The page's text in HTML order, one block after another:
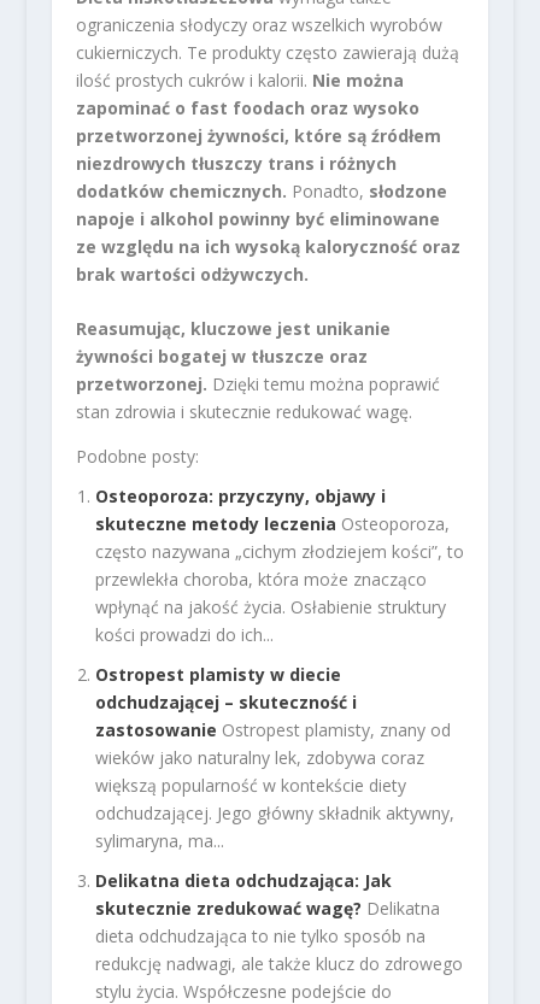
ograniczenia słodyczy oraz wszelkich wyrobów
cukierniczych. Te produkty często zawierają dużą
ilość prostych cukrów i kalorii. Nie można
zapominać o fast foodach oraz wysoko
przetworzonej żywności, które są źródłem
niezdrowych tłuszczy trans i różnych
dodatków chemicznych. Ponadto, słodzone
napoje i alkohol powinny być eliminowane
ze względu na ich wysoką kaloryczność oraz
brak wartości odżywczych.
Reasumując, kluczowe jest unikanie
żywności bogatej w tłuszcze oraz
przetworzonej. Dzięki temu można poprawić
stan zdrowia i skutecznie redukować wagę.
Podobne posty:
Osteoporoza: przyczyny, objawy i
skuteczne metody leczenia Osteoporoza,
często nazywana „cichym złodziejem kości”, to
przewlekła choroba, która może znacząco
wpłynąć na jakość życia. Osłabienie struktury
kości prowadzi do ich...
Ostropest plamisty w diecie
odchudzającej – skuteczność i
zastosowanie Ostropest plamisty, znany od
wieków jako naturalny lek, zdobywa coraz
większą popularność w kontekście diety
odchudzającej. Jego główny składnik aktywny,
sylimaryna, ma...
Delikatna dieta odchudzająca: Jak
skutecznie zredukować wagę? Delikatna
dieta odchudzająca to nie tylko sposób na
redukcję nadwagi, ale także klucz do zdrowego
stylu życia. Współczesne podejście do